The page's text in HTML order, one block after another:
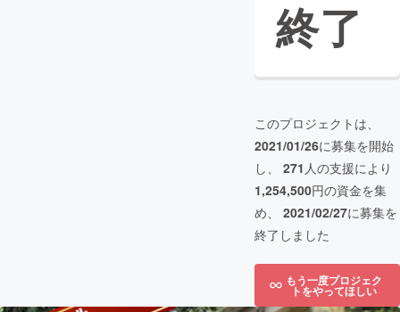
終了
このプロジェクトは、
2021/01/26に募集を開始
し、 271 人の支援により
1,254,500円の資金を集
め、 2021/02/27に募集を
終了しました
もう一度プロジェク
トをやってほしい